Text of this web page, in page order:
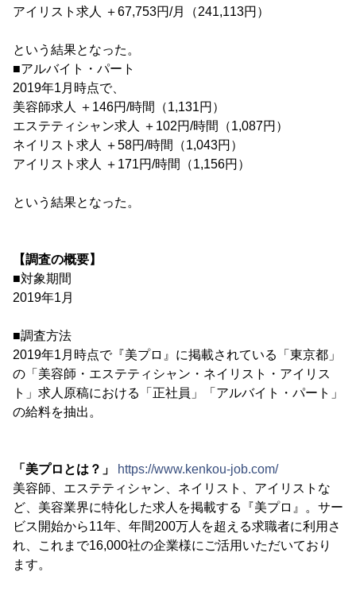
アイリスト求人 ＋67,753円/月（241,113円）
という結果となった。
■アルバイト・パート
2019年1月時点で、
美容師求人 ＋146円/時間（1,131円）
エステティシャン求人 ＋102円/時間（1,087円）
ネイリスト求人 ＋58円/時間（1,043円）
アイリスト求人 ＋171円/時間（1,156円）
という結果となった。
【調査の概要】
■対象期間
2019年1月
■調査方法
2019年1月時点で『美プロ』に掲載されている「東京都」
の「美容師・エステティシャン・ネイリスト・アイリス
ト」求人原稿における「正社員」「アルバイト・パート」
の給料を抽出。
「美プロとは？」
https://www.kenkou-job.com/
美容師、エステティシャン、ネイリスト、アイリストな
ど、美容業界に特化した求人を掲載する『美プロ』。サー
ビス開始から11年、年間200万人を超える求職者に利用さ
れ、これまで16,000社の企業様にご活用いただいており
ます。